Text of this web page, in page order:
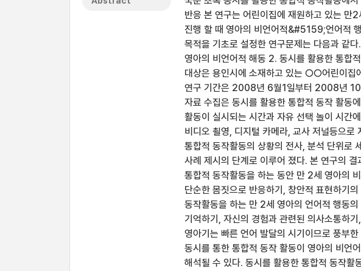
반응 본 연구는 어린이집에 재원하고 있는 만
진행 할 때 영아의 비언어적&#5159;언어적
목적을 기초로 설정한 연구문제는 다음과 같
영아의 비언어적 해동 2. 동시를 활용한 통합
대상은 용인시에 소재하고 있는 ○○어린이집
연구 기간은 2008년 6월1일부터 2008년
자료 수집은 동시를 활용한 통합적 동작 활동
활동이 실시되는 시간과 자유 선택 놀이 시간
비디오 쵤영, 디지털 카메라, 교사 저널등으
통합적 동작활동의 상황의 전사, 분석 단위로
사례 제시의 단계로 이루어 졌다. 본 연구의
통합적 동작활동을 하는 동안 만 2세 영아의
단순한 몸짓으로 반응하기, 창안적 표현하기
동작활동을 하는 만 2세 영아의 언어적 행동
기억하기, 자신의 경험과 관련된 의사소통하
영아기는 빠른 언어 발달의 시기이므로 풍부
동시를 통한 통합적 동작 활동이 영아의 비언
해석될 수 있다. 동시를 활용한 통합적 동작활